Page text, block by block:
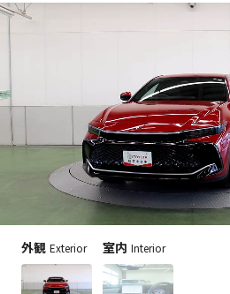
外観 Exterior 室内 Interior